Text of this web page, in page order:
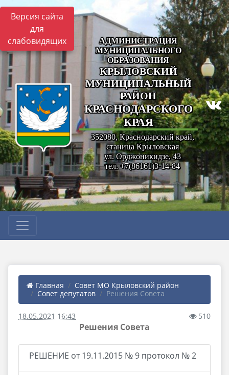
Версия сайта
для
слабовидящих
АДМИНИСТРАЦИЯ
МУНИЦИПАЛЬНОГО
ОБРАЗОВАНИЯ
КРЫЛОВСКИЙ
МУНИЦИПАЛЬНЫЙ
РАЙОН
КРАСНОДАРСКОГО
КРАЯ
352080, Краснодарский край,
станица Крыловская
ул. Орджоникидзе, 43
тел. +7(86161)3-14-84
Главная
Совет МО Крыловский район
Совет депутатов
Решения Совета
18.05.2021 16:43 510
Решения Совета
РЕШЕНИЕ от 19.11.2015 № 9 протокол № 2